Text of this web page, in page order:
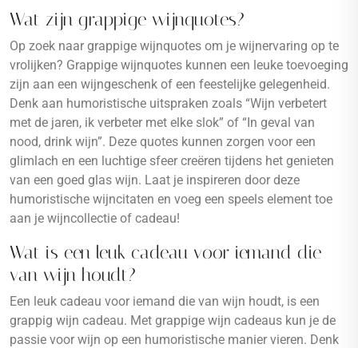
Wat zijn grappige wijnquotes?
Op zoek naar grappige wijnquotes om je wijnervaring op te
vrolijken? Grappige wijnquotes kunnen een leuke toevoeging
zijn aan een wijngeschenk of een feestelijke gelegenheid.
Denk aan humoristische uitspraken zoals “Wijn verbetert
met de jaren, ik verbeter met elke slok” of “In geval van
nood, drink wijn”. Deze quotes kunnen zorgen voor een
glimlach en een luchtige sfeer creëren tijdens het genieten
van een goed glas wijn. Laat je inspireren door deze
humoristische wijncitaten en voeg een speels element toe
aan je wijncollectie of cadeau!
Wat is een leuk cadeau voor iemand die
van wijn houdt?
Een leuk cadeau voor iemand die van wijn houdt, is een
grappig wijn cadeau. Met grappige wijn cadeaus kun je de
passie voor wijn op een humoristische manier vieren. Denk